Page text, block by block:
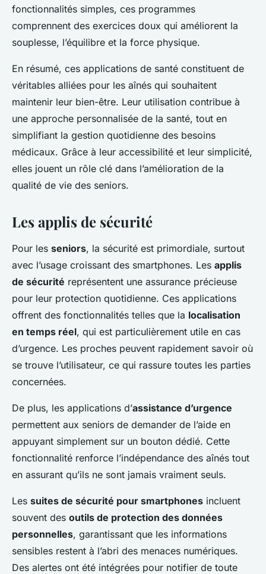
fonctionnalités simples, ces programmes
comprennent des exercices doux qui améliorent la
souplesse, l’équilibre et la force physique.
En résumé, ces applications de santé constituent de
véritables alliées pour les aînés qui souhaitent
maintenir leur bien-être. Leur utilisation contribue à
une approche personnalisée de la santé, tout en
simplifiant la gestion quotidienne des besoins
médicaux. Grâce à leur accessibilité et leur simplicité,
elles jouent un rôle clé dans l’amélioration de la
qualité de vie des seniors.
Les applis de sécurité
Pour les seniors, la sécurité est primordiale, surtout
avec l’usage croissant des smartphones. Les applis
de sécurité représentent une assurance précieuse
pour leur protection quotidienne. Ces applications
offrent des fonctionnalités telles que la localisation
en temps réel, qui est particulièrement utile en cas
d’urgence. Les proches peuvent rapidement savoir où
se trouve l’utilisateur, ce qui rassure toutes les parties
concernées.
De plus, les applications d’assistance d’urgence
permettent aux seniors de demander de l’aide en
appuyant simplement sur un bouton dédié. Cette
fonctionnalité renforce l’indépendance des aînés tout
en assurant qu’ils ne sont jamais vraiment seuls.
Les suites de sécurité pour smartphones incluent
souvent des outils de protection des données
personnelles, garantissant que les informations
sensibles restent à l’abri des menaces numériques.
Des alertes ont été intégrées pour notifier de toute